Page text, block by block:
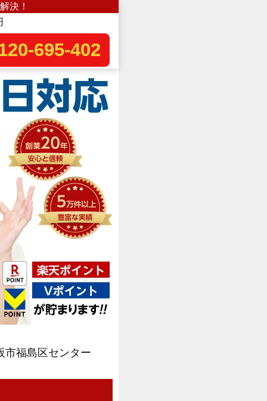
決！
695-402
市福島区センター